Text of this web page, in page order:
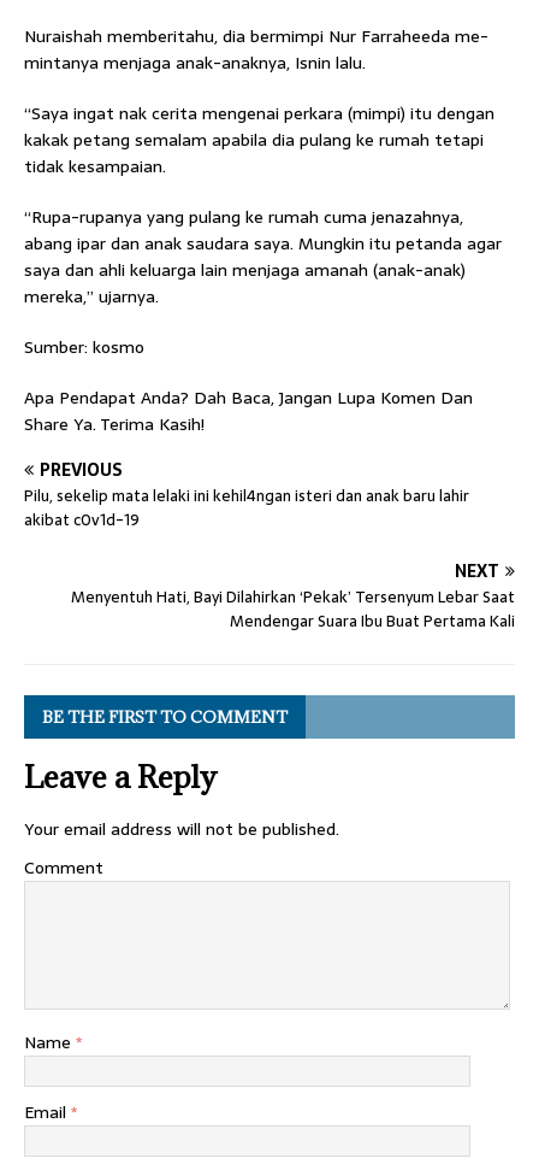
Nuraishah memberitahu, dia bermimpi Nur Farraheeda me­
mintanya menjaga anak-anak­nya, Isnin lalu.
“Saya ingat nak cerita mengenai perkara (mimpi) itu dengan
kakak petang semalam apabila dia pulang ke rumah tetapi
tidak kesampaian.
“Rupa-rupanya yang pulang ke rumah cuma jenazahnya,
abang ipar dan anak saudara saya. Mungkin itu petanda agar
saya dan ahli keluarga lain menjaga amanah (anak-anak)
mereka,” ujarnya.
Sumber: kosmo
Apa Pendapat Anda? Dah Baca, Jangan Lupa Komen Dan
Share Ya. Terima Kasih!
PREVIOUS
Pilu, sekelip mata lelaki ini kehil4ngan isteri dan anak baru lahir
akibat c0v1d-19
NEXT
Menyentuh Hati, Bayi Dilahirkan ‘Pekak’ Tersenyum Lebar Saat
Mendengar Suara Ibu Buat Pertama Kali
BE THE FIRST TO COMMENT
Leave a Reply
Your email address will not be published.
Comment
Name *
Email *